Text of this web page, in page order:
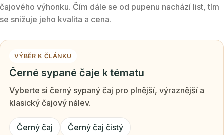
čajového výhonku. Čím dále se od pupenu nachází list, tím
se snižuje jeho kvalita a cena.
VÝBĚR K ČLÁNKU
Černé sypané čaje k tématu
Vyberte si černý sypaný čaj pro plnější, výraznější a
klasický čajový nálev.
Černý čaj Černý čaj čistý